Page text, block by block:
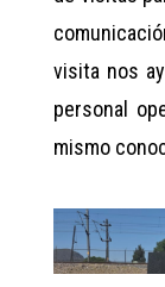
visita nos
personal
mismo